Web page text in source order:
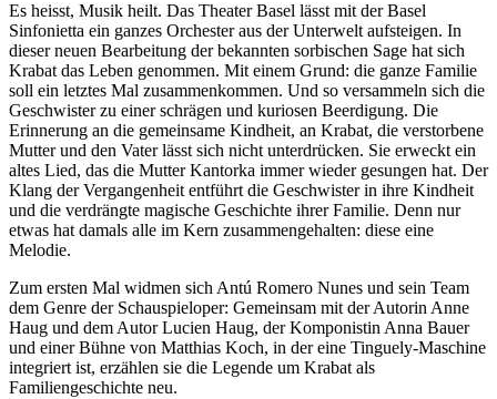
Es heisst, Musik heilt. Das Theater Basel lässt mit der Basel
Sinfonietta ein ganzes Orchester aus der Unterwelt aufsteigen. In
dieser neuen Bearbeitung der bekannten sorbischen Sage hat sich
Krabat das Leben genommen. Mit einem Grund: die ganze Familie
soll ein letztes Mal zusammenkommen. Und so versammeln sich die
Geschwister zu einer schrägen und kuriosen Beerdigung. Die
Erinnerung an die gemeinsame Kindheit, an Krabat, die verstorbene
Mutter und den Vater lässt sich nicht unterdrücken. Sie erweckt ein
altes Lied, das die Mutter Kantorka immer wieder gesungen hat. Der
Klang der Vergangenheit entführt die Geschwister in ihre Kindheit
und die verdrängte magische Geschichte ihrer Familie. Denn nur
etwas hat damals alle im Kern zusammengehalten: diese eine
Melodie.
Zum ersten Mal widmen sich Antú Romero Nunes und sein Team
dem Genre der Schauspieloper: Gemeinsam mit der Autorin Anne
Haug und dem Autor Lucien Haug, der Komponistin Anna Bauer
und einer Bühne von Matthias Koch, in der eine Tinguely-Maschine
integriert ist, erzählen sie die Legende um Krabat als
Familiengeschichte neu.